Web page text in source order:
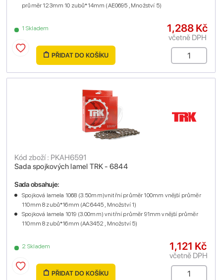
1 Skladem
průměr 123mm 10 zubů*14mm (AE0695 , Množství 5)
1,288 Kč
včetně DPH
PŘIDAT DO KOŠÍKU
Sada spojkových lamel TRK - 6844
Kód zboží : PKAH6591
2 Skladem
Sada obsahuje:
Spojková lamela 1068 (3.50mm)vnitřní průměr 100mm vnější průměr
110mm 8 zubů*16mm (AC6445 , Množství 1)
Spojková lamela 1019 (3.00mm) vnitřní průměr 91mm vnější průměr
110mm 8 zubů*16mm (AA3452 , Množství 5)
1,121 Kč
včetně DPH
PŘIDAT DO KOŠÍKU